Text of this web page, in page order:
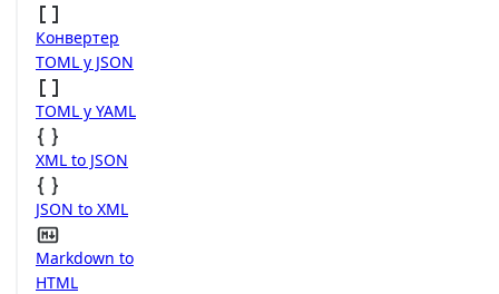
Конвертер
TOML у JSON
TOML у YAML
XML to JSON
JSON to XML
Markdown to
HTML